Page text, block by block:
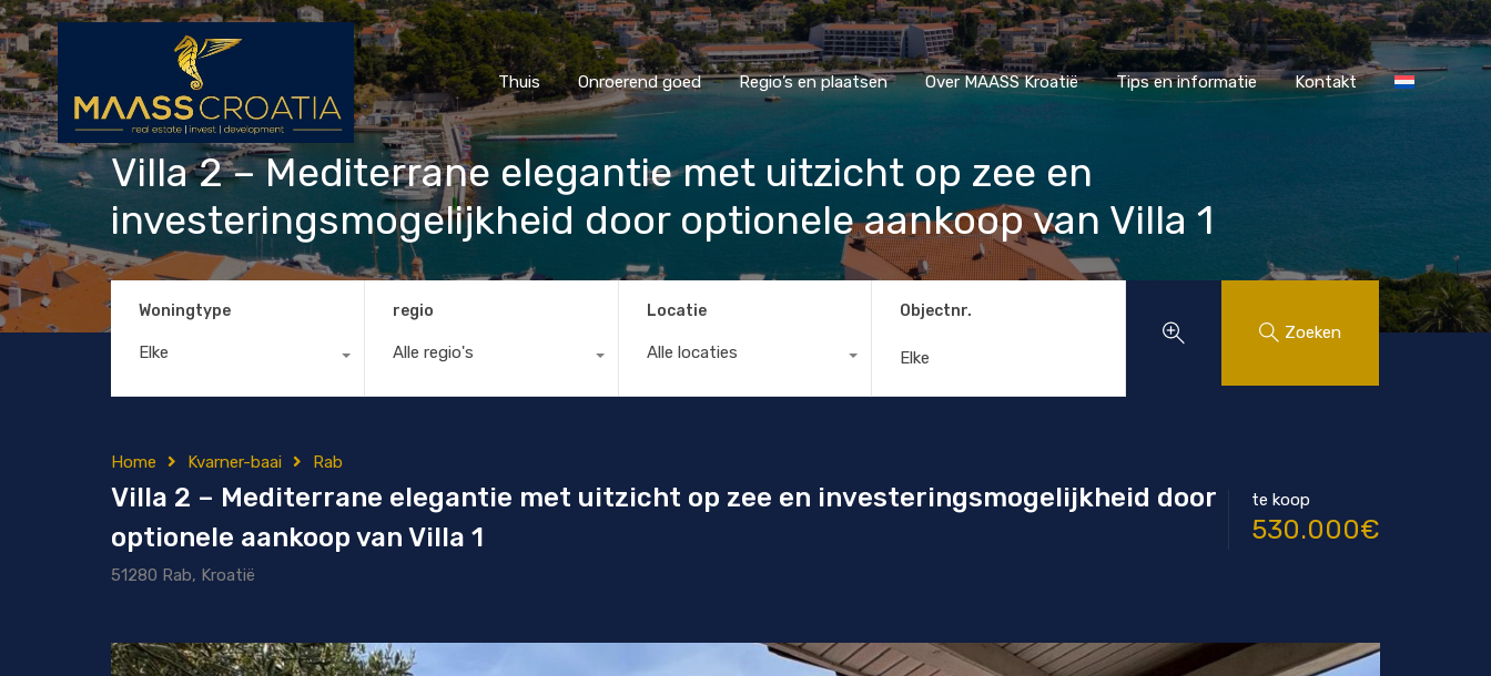
Thuis Onroerend goed Regio’s en plaatsen Over MAASS Kroatië Tips en informatie Kontakt
Thuis Onroerend goed Regio’s en plaatsen Over MAASS Kroatië Tips en informatie Kontakt
Villa 2 – Mediterrane elegantie met uitzicht op zee en
investeringsmogelijkheid door optionele aankoop van Villa 1
Woningtype
Elke
regio
Alle regio's
Locatie
Alle locaties
Objectnr.
Zoeken
Home Kvarner-baai Rab
Villa 2 – Mediterrane elegantie met uitzicht op zee en investeringsmogelijkheid door
optionele aankoop van Villa 1
51280 Rab, Kroatië
te koop
530.000€